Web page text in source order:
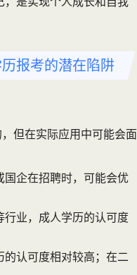
报考的潜在陷阱
但在实际应用中可能会面
国企在招聘时，可能会优
行业，成人学历的认可度
的认可度相对较高；在二